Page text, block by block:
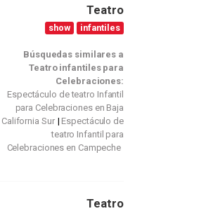
Teatro
show infantiles
Búsquedas similares a
Teatro infantiles para
Celebraciones:
Espectáculo de teatro Infantil
para Celebraciones en Baja
California Sur
Espectáculo de
teatro Infantil para
Celebraciones en Campeche
Teatro